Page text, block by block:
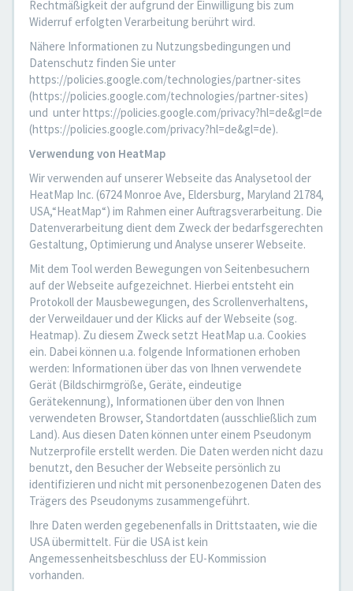
Rechtmäßigkeit der aufgrund der Einwilligung bis zum
Widerruf erfolgten Verarbeitung berührt wird.
Nähere Informationen zu Nutzungsbedingungen und
Datenschutz finden Sie unter
https://policies.google.com/technologies/partner-sites
(https://policies.google.com/technologies/partner-sites)
und unter https://policies.google.com/privacy?hl=de&gl=de
(https://policies.google.com/privacy?hl=de&gl=de).
Verwendung von HeatMap
Wir verwenden auf unserer Webseite das Analysetool der
HeatMap Inc. (6724 Monroe Ave, Eldersburg, Maryland 21784,
USA,“HeatMap“) im Rahmen einer Auftragsverarbeitung. Die
Datenverarbeitung dient dem Zweck der bedarfsgerechten
Gestaltung, Optimierung und Analyse unserer Webseite.
Mit dem Tool werden Bewegungen von Seitenbesuchern
auf der Webseite aufgezeichnet. Hierbei entsteht ein
Protokoll der Mausbewegungen, des Scrollenverhaltens,
der Verweildauer und der Klicks auf der Webseite (sog.
Heatmap). Zu diesem Zweck setzt HeatMap u.a. Cookies
ein. Dabei können u.a. folgende Informationen erhoben
werden: Informationen über das von Ihnen verwendete
Gerät (Bildschirmgröße, Geräte, eindeutige
Gerätekennung), Informationen über den von Ihnen
verwendeten Browser, Standortdaten (ausschließlich zum
Land). Aus diesen Daten können unter einem Pseudonym
Nutzerprofile erstellt werden. Die Daten werden nicht dazu
benutzt, den Besucher der Webseite persönlich zu
identifizieren und nicht mit personenbezogenen Daten des
Trägers des Pseudonyms zusammengeführt.
Ihre Daten werden gegebenenfalls in Drittstaaten, wie die
USA übermittelt. Für die USA ist kein
Angemessenheitsbeschluss der EU-Kommission
vorhanden.